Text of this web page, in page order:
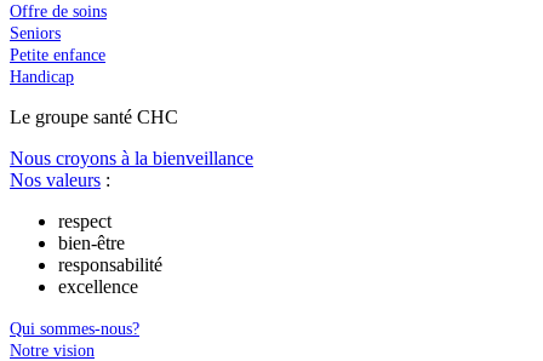
Offre de soins
Seniors
Petite enfance
Handicap
Le groupe santé CHC
Nous croyons à la bienveillance
Nos valeurs :
respect
bien-être
responsabilité
excellence
Qui sommes-nous?
Notre vision